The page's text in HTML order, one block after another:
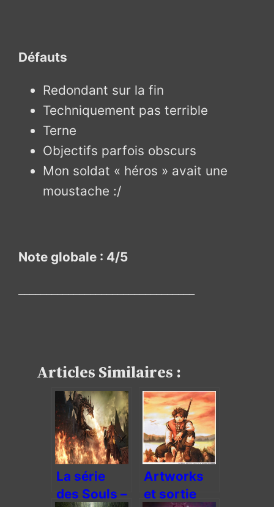
Défauts
Redondant sur la fin
Techniquement pas terrible
Terne
Objectifs parfois obscurs
Mon soldat « héros » avait une
moustache :/
Note globale : 4/5
Articles Similaires :
La série
des Souls –
Artworks
et sortie